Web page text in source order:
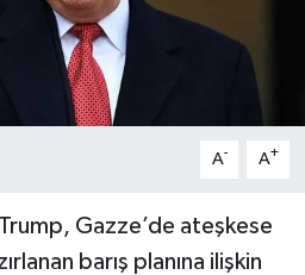
A- A+
Gazze’de ateşkese
barış planına ilişkin